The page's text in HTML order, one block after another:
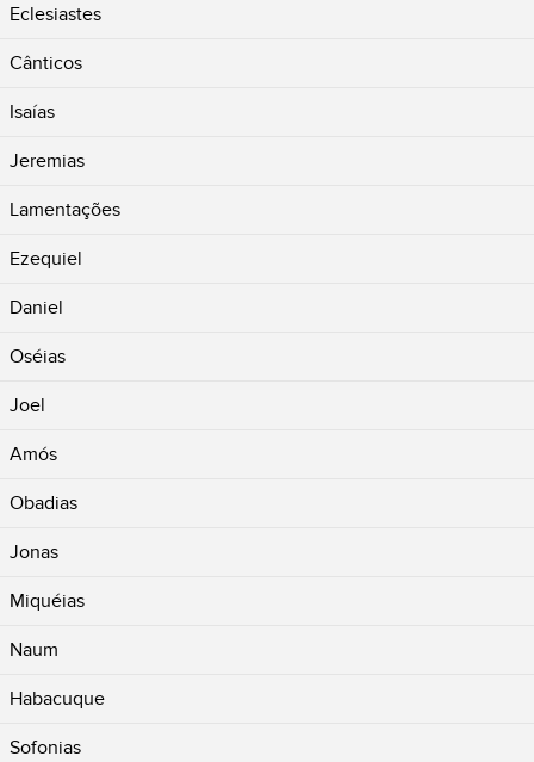
Eclesiastes
Cânticos
Isaías
Jeremias
Lamentações
Ezequiel
Daniel
Oséias
Joel
Amós
Obadias
Jonas
Miquéias
Naum
Habacuque
Sofonias